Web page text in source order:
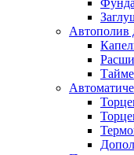
Автополив